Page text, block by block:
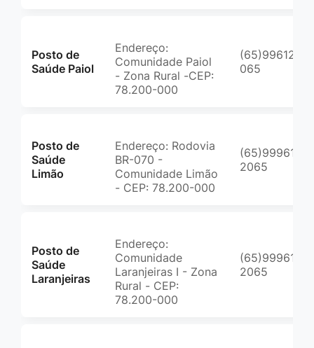
Posto de
Saúde Paiol
Endereço:
Comunidade Paiol
- Zona Rural -CEP:
78.200-000
(65)99612-
065
Posto de
Saúde
Limão
Endereço: Rodovia
BR-070 -
Comunidade Limão
- CEP: 78.200-000
(65)99961-
2065
Posto de
Saúde
Laranjeiras
Endereço:
Comunidade
Laranjeiras I - Zona
Rural - CEP:
78.200-000
(65)99961-
2065